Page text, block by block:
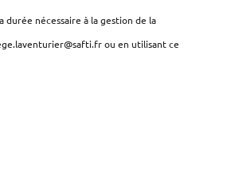
nécessaire à la gestion de la
ou en utilisant ce